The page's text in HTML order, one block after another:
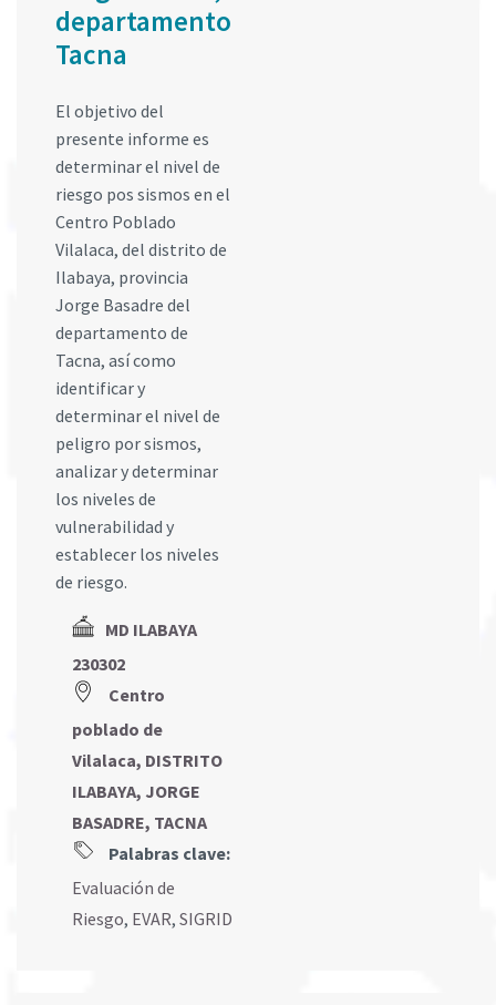
departamento
Tacna
El objetivo del
presente informe es
determinar el nivel de
riesgo pos sismos en el
Centro Poblado
Vilalaca, del distrito de
Ilabaya, provincia
Jorge Basadre del
departamento de
Tacna, así como
identificar y
determinar el nivel de
peligro por sismos,
analizar y determinar
los niveles de
vulnerabilidad y
establecer los niveles
de riesgo.
MD ILABAYA
230302
Centro
poblado de
Vilalaca, DISTRITO
ILABAYA, JORGE
BASADRE, TACNA
Palabras clave:
Evaluación de
Riesgo, EVAR, SIGRID